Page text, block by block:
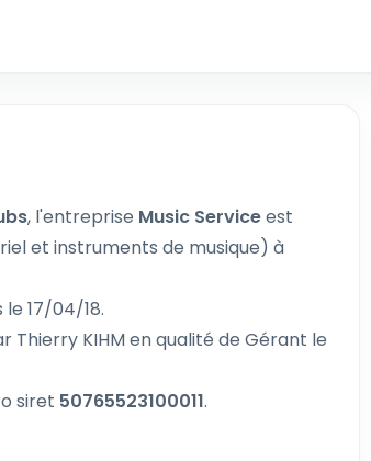
, l'entreprise Music Serviceest
et instruments de musique) à
17/04/18.
Thierry KIHM en qualité de Gérant le
siret 50765523100011.